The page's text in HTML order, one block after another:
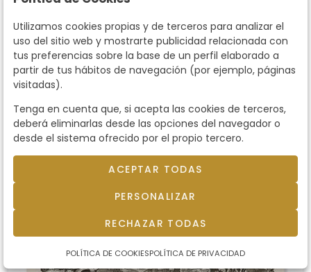
Utilizamos cookies propias y de terceros para analizar el
uso del sitio web y mostrarte publicidad relacionada con
tus preferencias sobre la base de un perfil elaborado a
partir de tus hábitos de navegación (por ejemplo, páginas
visitadas).
Tenga en cuenta que, si acepta las cookies de terceros,
deberá eliminarlas desde las opciones del navegador o
desde el sistema ofrecido por el propio tercero.
ACEPTAR TODAS
PERSONALIZAR
RECHAZAR TODAS
POLÍTICA DE COOKIESPOLÍTICA DE PRIVACIDAD